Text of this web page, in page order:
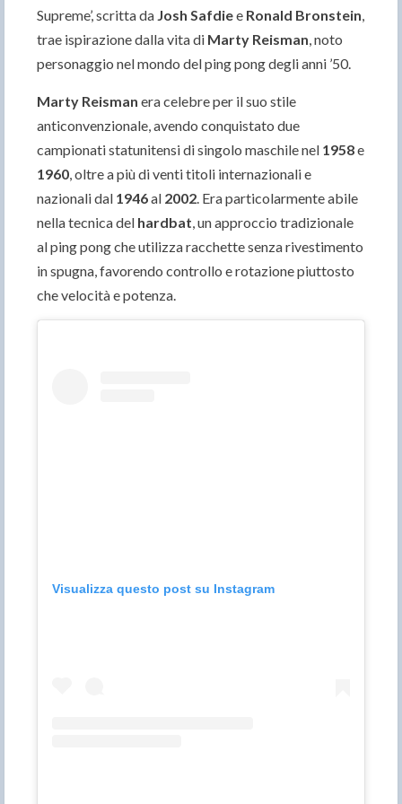
Supreme’, scritta da Josh Safdiee Ronald Bronstein,
trae ispirazione dalla vita di Marty Reisman, noto
personaggio nel mondo del ping pong degli anni ’50.
Marty Reisman era celebre per il suo stile
anticonvenzionale, avendo conquistato due
campionati statunitensi di singolo maschile nel 1958e
1960, oltre a più di venti titoli internazionali e
nazionali dal 1946al 2002. Era particolarmente abile
nella tecnica del hardbat, un approccio tradizionale
al ping pong che utilizza racchette senza rivestimento
in spugna, favorendo controllo e rotazione piuttosto
che velocità e potenza.
Visualizza questo post su Instagram